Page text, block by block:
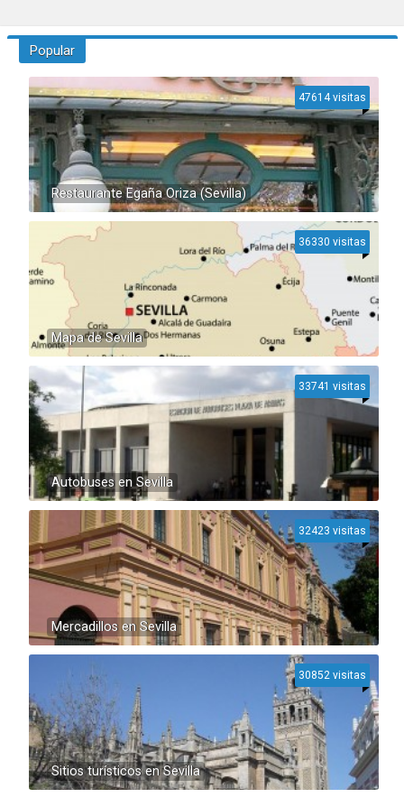
Popular
Restaurante Egaña Oriza (Sevilla)
47614 visitas
Mapa de Sevilla
36330 visitas
Autobuses en Sevilla
33741 visitas
Mercadillos en Sevilla
32423 visitas
Sitios turísticos en Sevilla
30852 visitas